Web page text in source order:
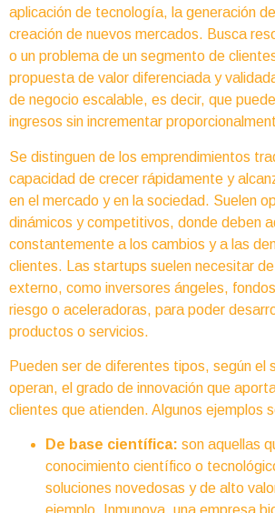
aplicación de tecnología, la generación
creación de nuevos mercados. Busca
o un problema de un segmento de
propuesta de valor diferenciada y
de negocio escalable, es decir, que
ingresos sin incrementar
Se distinguen de los emprendimientos
capacidad de crecer rápidamente y
en el mercado y en la sociedad. Suelen
dinámicos y competitivos, donde deben
constantemente a los cambios y a las
clientes. Las startups suelen necesitar
externo, como inversores ángeles,
riesgo o aceleradoras, para poder
productos o servicios.
Pueden ser de diferentes tipos, según el
operan, el grado de innovación que
clientes que atienden. Algunos ejemplos
De base científica: son aquellas
conocimiento científico o
soluciones novedosas y de alto